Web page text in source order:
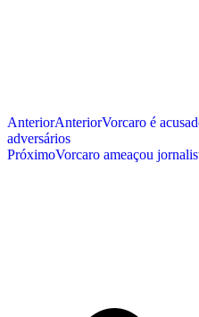
AnteriorAnteriorVorcaro é
adversários
PróximoVorcaro ameaçou